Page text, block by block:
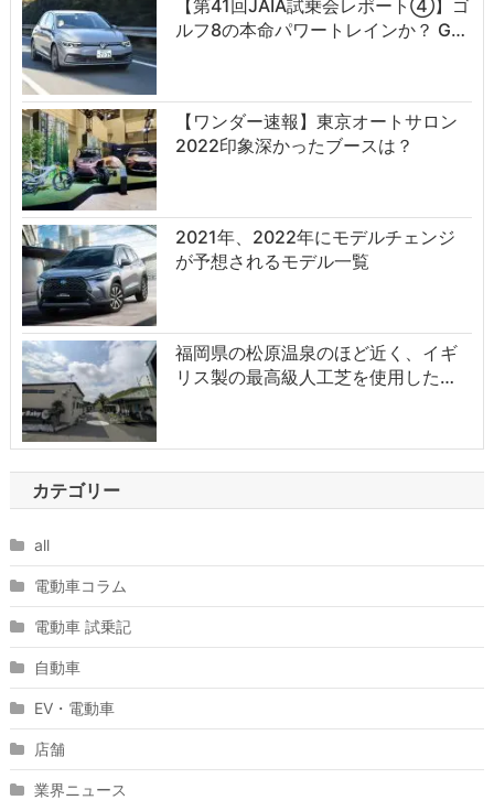
【第41回JAIA試乗会レポート④】ゴ
ルフ8の本命パワートレインか？ G…
【ワンダー速報】東京オートサロン
2022印象深かったブースは？
2021年、2022年にモデルチェンジ
が予想されるモデル一覧
福岡県の松原温泉のほど近く、イギ
リス製の最高級人工芝を使用した…
カテゴリー
all
電動車コラム
電動車 試乗記
自動車
EV・電動車
店舗
業界ニュース